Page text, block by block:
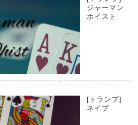
ジャーマン
ホイスト
[トランプ]
ネイブ